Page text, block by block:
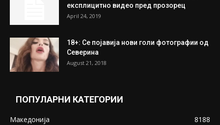
експлицитно видео пред прозорец
April 24, 2019
18+: Се појавија нови голи фотографии од
Северина
August 21, 2018
ПОПУЛАРНИ КАТЕГОРИИ
Македонија
8188